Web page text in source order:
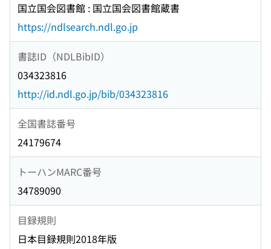
国立国会図書館 : 国立国会図書館蔵書
https://ndlsearch.ndl.go.jp
書誌ID（NDLBibID）
034323816
http://id.ndl.go.jp/bib/034323816
全国書誌番号
24179674
トーハンMARC番号
34789090
目録規則
日本目録規則2018年版